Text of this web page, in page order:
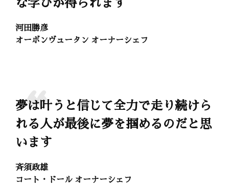
河田勝彦
オーボンヴュータン オーナーシェフ
夢は叶うと信じて全力で走り続けら
れる人が最後に夢を掴めるのだと思
います
斉須政雄
コート・ドール オーナーシェフ